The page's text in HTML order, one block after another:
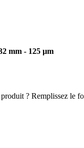
mm - 125 µm
? Remplissez le